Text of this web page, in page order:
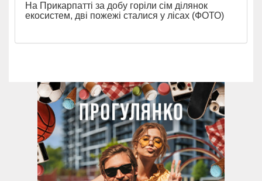
На Прикарпатті за добу горіли сім ділянок
екосистем, дві пожежі сталися у лісах (ФОТО)